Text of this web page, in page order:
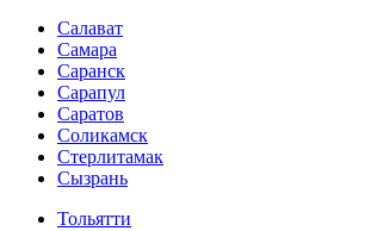
Салават
Самара
Саранск
Сарапул
Саратов
Соликамск
Стерлитамак
Сызрань
Тольятти